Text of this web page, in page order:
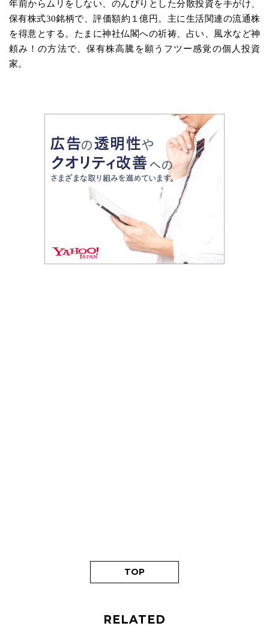
年前からムリをしない、のんびりとした分散投資を手がけ、
保有株式30銘柄で、評価額約１億円。主に生活関連の流通株
を得意とする。たまに神社仏閣への祈祷、占い、風水など神
頼み！の方法で、保有株高騰を願うフツー感覚の個人投資
家。
TOP
RELATED